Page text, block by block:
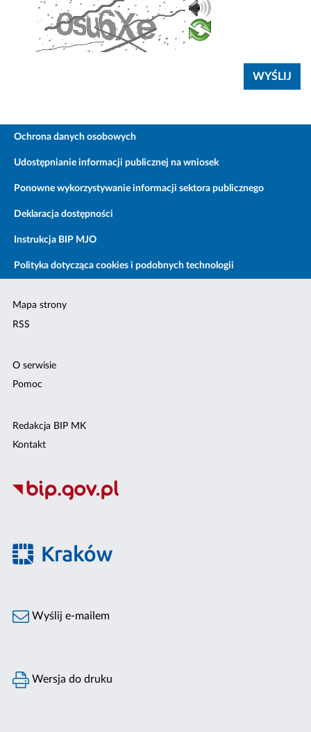
Ochrona danych osobowych
Udostępnianie informacji publicznej na wniosek
Ponowne wykorzystywanie informacji sektora publicznego
Deklaracja dostępności
Instrukcja BIP MJO
Polityka dotycząca cookies i podobnych technologii
Mapa strony
RSS
O serwisie
Pomoc
Redakcja BIP MK
Kontakt
Wyślij e-mailem
Wersja do druku